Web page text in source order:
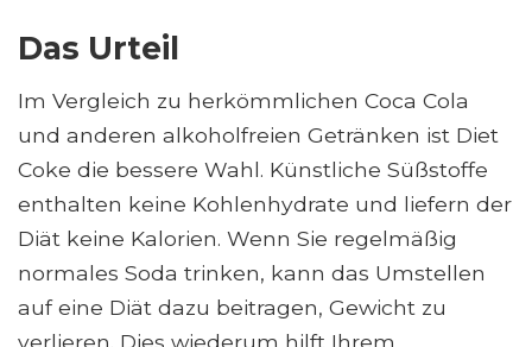
Das Urteil
Im Vergleich zu herkömmlichen Coca Cola
und anderen alkoholfreien Getränken ist Diet
Coke die bessere Wahl. Künstliche Süßstoffe
enthalten keine Kohlenhydrate und liefern der
Diät keine Kalorien. Wenn Sie regelmäßig
normales Soda trinken, kann das Umstellen
auf eine Diät dazu beitragen, Gewicht zu
verlieren. Dies wiederum hilft Ihrem